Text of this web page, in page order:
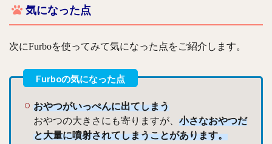
気になった点
次にFurboを使ってみて気になった点をご紹介します。
おやつがいっぺんに出てしまう
おやつの大きさにも寄りますが、 小さなおやつだ
と大量に噴射されてしまうことがあります。